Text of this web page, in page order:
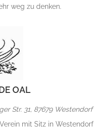
weg zu denken.
OAL
Str. 31, 87679 Westendorf
mit Sitz in Westendorf